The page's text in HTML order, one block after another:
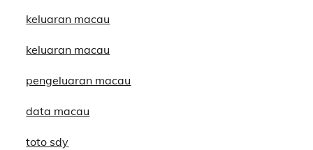
keluaran macau
keluaran macau
pengeluaran macau
data macau
toto sdy